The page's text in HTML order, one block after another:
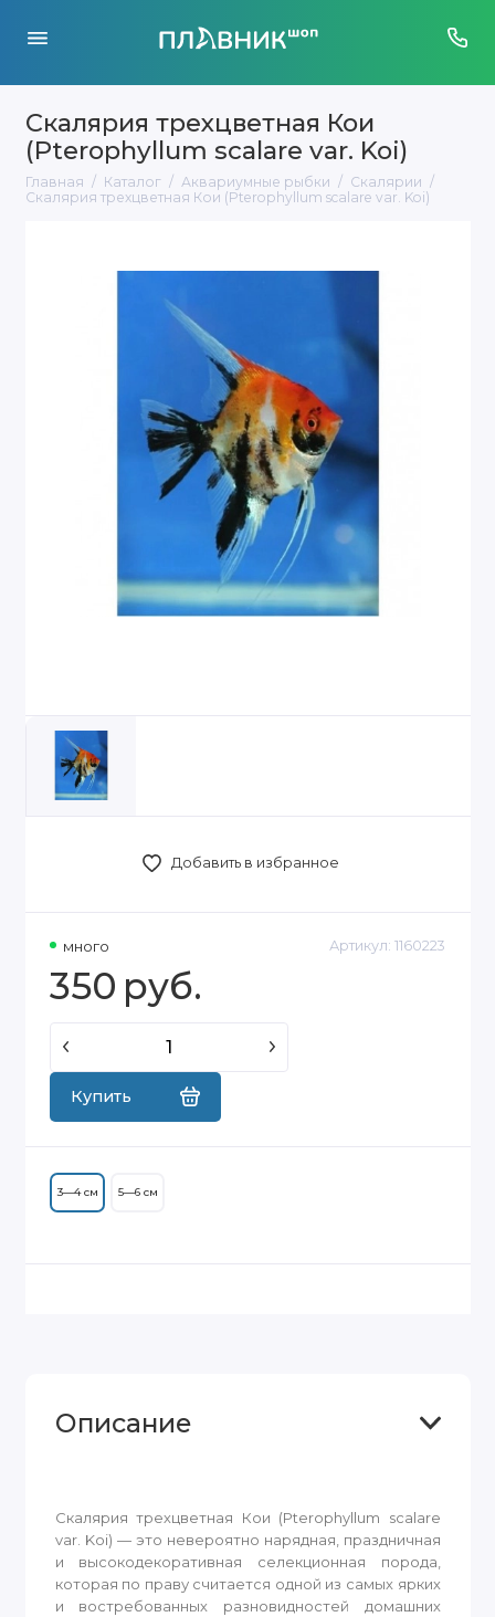
Скалярия трехцветная Кои
(Pterophyllum scalare var. Koi)
Главная Каталог Аквариумные рыбки
Скалярии
Скалярия трехцветная Кои (Pterophyllum scalare var. Koi)
Добавить в избранное
много Артикул: 1160223
350 руб.
Купить
3—4 см 5—6 см
Описание
Скалярия трехцветная Кои (Pterophyllum scalare
var. Koi) — это невероятно нарядная, праздничная
и высокодекоративная селекционная порода,
которая по праву считается одной из самых ярких
и востребованных разновидностей домашних